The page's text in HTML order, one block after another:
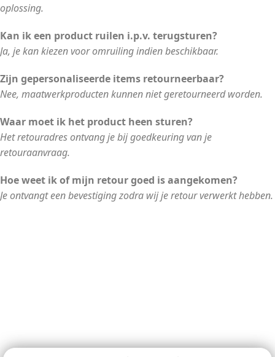
oplossing.
Kan ik een product ruilen i.p.v. terugsturen?
Ja, je kan kiezen voor omruiling indien beschikbaar.
Zijn gepersonaliseerde items retourneerbaar?
Nee, maatwerkproducten kunnen niet geretourneerd worden.
Waar moet ik het product heen sturen?
Het retouradres ontvang je bij goedkeuring van je
retouraanvraag.
Hoe weet ik of mijn retour goed is aangekomen?
Je ontvangt een bevestiging zodra wij je retour verwerkt hebben.